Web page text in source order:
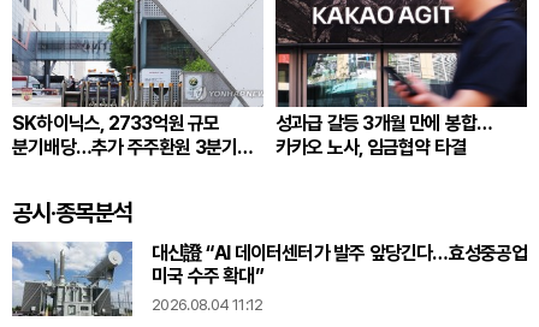
SK하이닉스, 2733억원 규모
분기배당…추가 주주환원 3분기
성과급 갈등 3개월 만에 봉합…
카카오 노사, 임금협약 타결
공시·종목분석
대신證 “AI 데이터센터가 발주 앞당긴다…효성중공업
미국 수주 확대”
2026.08.04 11:12